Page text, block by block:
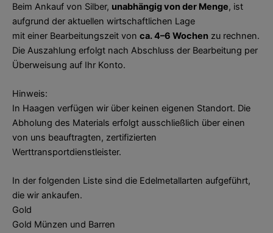
Beim Ankauf von Silber, unabhängig von der Menge, ist
aufgrund der aktuellen wirtschaftlichen Lage
mit einer Bearbeitungszeit von ca. 4–6 Wochen zu rechnen.
Die Auszahlung erfolgt nach Abschluss der Bearbeitung per
Überweisung auf Ihr Konto.
Hinweis:
In Haagen verfügen wir über keinen eigenen Standort. Die
Abholung des Materials erfolgt ausschließlich über einen
von uns beauftragten, zertifizierten
Werttransportdienstleister.
In der folgenden Liste sind die Edelmetallarten aufgeführt,
die wir ankaufen.
Gold
Gold Münzen und Barren